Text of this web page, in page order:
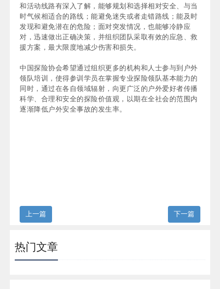
和活动线路有深入了解，能够规划和选择相对安全、与当
时气候相适合的路线；能避免迷失或者走错路线；能及时
发现和避免潜在的危险；面对突发情况，也能够冷静应
对，迅速做出正确决策，并组织团队采取有效的应急、救
援方案，最大限度地减少伤害和损失。
中国探险协会希望通过组织更多的机构和人士参与到户外
领队培训，使得参训学员在掌握专业探险领队基本能力的
同时，通过在各自领域辐射，向更广泛的户外爱好者传播
科学、合理和安全的探险价值观，以期在全社会的范围内
逐渐降低户外安全事故的发生率。
上一篇 下一篇
热门文章